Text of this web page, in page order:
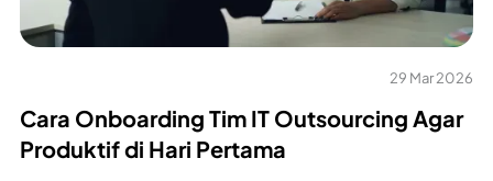
29 Mar 2026
Cara Onboarding Tim IT Outsourcing Agar
Produktif di Hari Pertama